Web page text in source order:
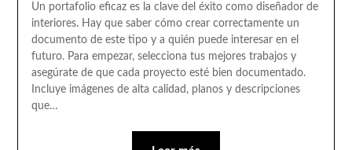
Un portafolio eficaz es la clave del éxito como diseñador de
interiores. Hay que saber cómo crear correctamente un
documento de este tipo y a quién puede interesar en el
futuro. Para empezar, selecciona tus mejores trabajos y
asegúrate de que cada proyecto esté bien documentado.
Incluye imágenes de alta calidad, planos y descripciones
que…